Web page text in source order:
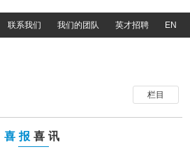
联系我们
我们的团队 英才招聘 EN
栏目
喜报 喜讯